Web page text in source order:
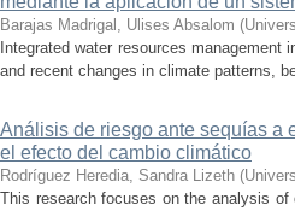
Barajas Madrigal, Ulises Absalom (
Integrated water resources
and recent changes in climate patterns,
Análisis de riesgo ante sequías a
el efecto del cambio climático
Rodríguez Heredia, Sandra Lizeth (
This research focuses on the analysis